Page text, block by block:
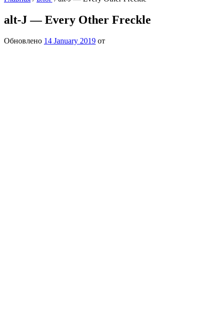
alt-J — Every Other Freckle
Обновлено 14 January 2019 от